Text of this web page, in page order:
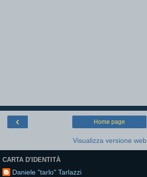
‹ Home page
Visualizza versione web
CARTA D'IDENTITÀ
Daniele "tarlo" Tarlazzi